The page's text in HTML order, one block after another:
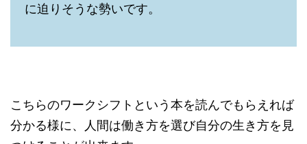
に迫りそうな勢いです。
こちらのワークシフトという本を読んでもらえれば
分かる様に、人間は働き方を選び自分の生き方を見